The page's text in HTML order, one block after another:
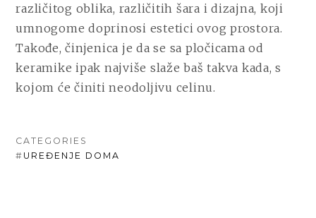
različitog oblika, različitih šara i dizajna, koji
umnogome doprinosi estetici ovog prostora.
Takođe, činjenica je da se sa pločicama od
keramike ipak najviše slaže baš takva kada, s
kojom će činiti neodoljivu celinu.
CATEGORIES
# UREĐENJE DOMA